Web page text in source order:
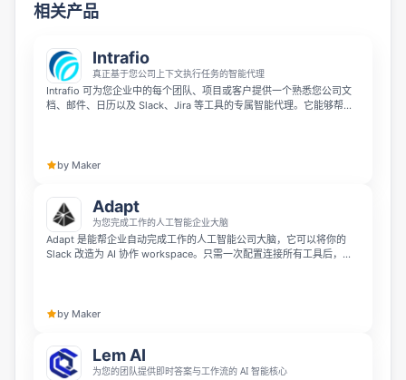
相关产品
Intrafio
真正基于您公司上下文执行任务的智能代理
Intrafio 可为您企业中的每个团队、项目或客户提供一个熟悉您公司文
档、邮件、日历以及 Slack、Jira 等工具的专属智能代理。它能够帮您
by Maker
Adapt
为您完成工作的人工智能企业大脑
Adapt 是能帮企业自动完成工作的人工智能公司大脑，它可以将你的
Slack 改造为 AI 协作 workspace。只需一次配置连接所有工具后，团
by Maker
Lem AI
为您的团队提供即时答案与工作流的 AI 智能核心